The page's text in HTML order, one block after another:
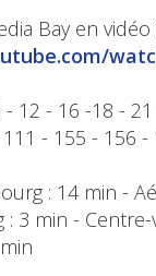
Bay en vidéo
- 12 - 16 -18 -
- 155 - 156 -
: 14 min -
: 3 min -